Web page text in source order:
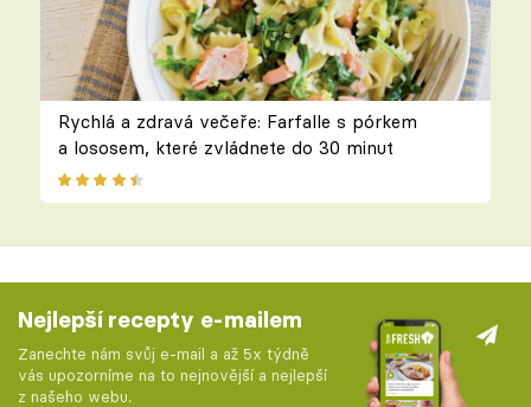
Rychlá a zdravá večeře: Farfalle s pórkem
a lososem, které zvládnete do 30 minut
Nejlepší recepty e-mailem
Zanechte nám svůj e-mail a až 5x týdně
vás upozorníme na to nejnovější a nejlepší
z našeho webu.